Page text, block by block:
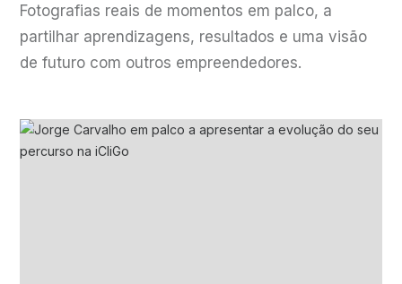
Fotografias reais de momentos em palco, a
partilhar aprendizagens, resultados e uma visão
de futuro com outros empreendedores.